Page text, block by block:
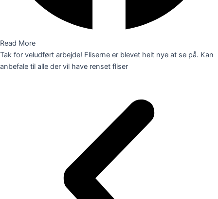
Read More
Tak for veludført arbejde! Fliserne er blevet helt nye at se på. Kan
anbefale til alle der vil have renset fliser